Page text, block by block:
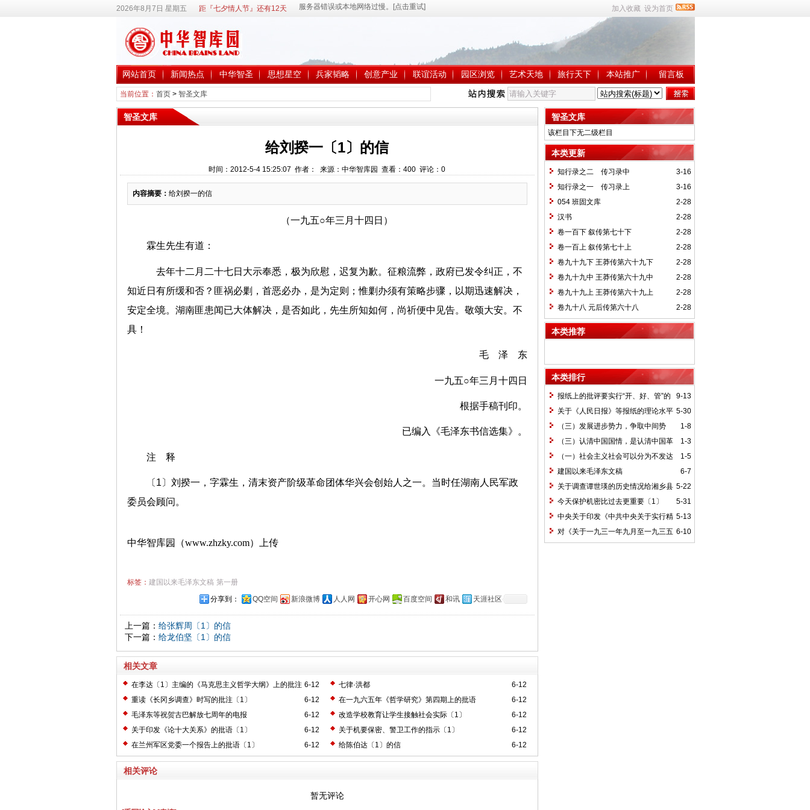
2026年8月7日 星期五 距『七夕情人节』还有12天 加入收藏 设为首页
网站首页 新闻热点 中华智圣 思想星空 兵家韬略 创意产业 联谊活动 园区浏览 艺术天地 旅行天下 本站推广 留言板
当前位置： 首页> 智圣文库
智圣文库
给刘揆一〔1〕的信
时间：2012-5-4 15:25:07 作者： 来源：中华智库园 查看： 400 评论： 0
内容摘要： 给刘揆一的信
（一九五○年三月十四日）
霖生先生有道：
去年十二月二十七日大示奉悉，极为欣慰，迟复为歉。征粮流弊，政府已发令纠正，不
知近日有所缓和否？匪祸必剿，首恶必办，是为定则；惟剿办须有策略步骤，以期迅速解决，
安定全境。湖南匪患闻已大体解决，是否如此，先生所知如何，尚祈便中见告。敬颂大安。不
具！
毛 泽 东
一九五○年三月十四日
根据手稿刊印。
已编入《毛泽东书信选集》。
注 释
〔1〕刘揆一，字霖生，清末资产阶级革命团体华兴会创始人之一。当时任湖南人民军政
委员会顾问。
中华智库园（www.zhzky.com）上传
标签： 建国以来毛泽东文稿 第一册
分享到：
QQ空间 新浪微博 人人网 开心网 百度空间 和讯 天涯社区
上一篇： 给张辉周〔1〕的信
下一篇： 给龙伯坚〔1〕的信
相关文章
6-12
在李达〔1〕主编的《马克思主义哲学大纲》上的批注
〔2〕
6-12
七律·洪都
6-12
重读《长冈乡调查》时写的批注〔1〕 6-12
在一九六五年《哲学研究》第四期上的批语
6-12
毛泽东等祝贺古巴解放七周年的电报 6-12
改造学校教育让学生接触社会实际〔1〕
6-12
关于印发《论十大关系》的批语〔1〕 6-12
关于机要保密、警卫工作的指示〔1〕
6-12
在兰州军区党委一个报告上的批语〔1〕 6-12
给陈伯达〔1〕的信
相关评论
暂无评论
智圣文库
该栏目下无二级栏目
本类更新
3-16
知行录之二 传习录中
3-16
知行录之一 传习录上
2-28
054 班固文库
2-28
汉书
2-28
卷一百下 叙传第七十下
2-28
卷一百上 叙传第七十上
2-28
卷九十九下 王莽传第六十九下
2-28
卷九十九中 王莽传第六十九中
2-28
卷九十九上 王莽传第六十九上
2-28
卷九十八 元后传第六十八
本类推荐
本类排行
9-13
报纸上的批评要实行“开、好、管”的
方针*
5-30
关于《人民日报》等报纸的理论水平
的批语〔1〕
1-8
（三）发展进步势力，争取中间势
力，孤立顽固势力
1-3
（三）认清中国国情，是认清中国革
命一切问题的基本依据
1-5
（一）社会主义社会可以分为不发达
和比较发达两个阶段
6-7
建国以来毛泽东文稿
5-22
关于调查谭世瑛的历史情况给湘乡县
委的信和给谭世瑛的复信
5-31
今天保护机密比过去更重要〔1〕
5-13
中央关于印发《中共中央关于实行精
兵简政、增产节约、反对贪污、反对浪费
和反对官僚主义的决定》的通知和毛泽东
6-10
对《关于一九三一年九月至一九三五